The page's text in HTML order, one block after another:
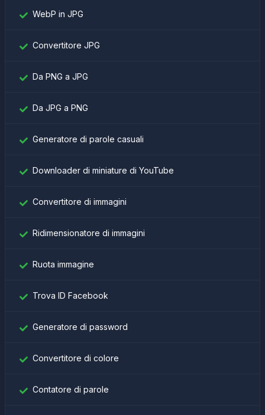
WebP in JPG
Convertitore JPG
Da PNG a JPG
Da JPG a PNG
Generatore di parole casuali
Downloader di miniature di YouTube
Convertitore di immagini
Ridimensionatore di immagini
Ruota immagine
Trova ID Facebook
Generatore di password
Convertitore di colore
Contatore di parole